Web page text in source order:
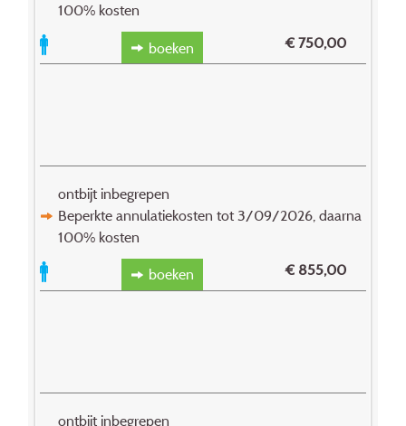
100% kosten
boeken €750,00
ontbijt inbegrepen
Beperkte annulatiekosten tot 3/09/2026, daarna
100% kosten
boeken € 855,00
ontbijt inbegrepen